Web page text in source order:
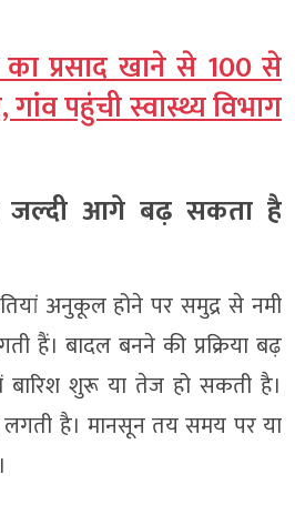
प्रसाद खाने से 100 से
पहुंची स्वास्थ्य विभाग
आगे बढ़ सकता है
अनुकूल होने पर समुद्र से नमी
हैं। बादल बनने की प्रक्रिया बढ़
बारिश शुरू या तेज हो सकती है।
है। मानसून तय समय पर या